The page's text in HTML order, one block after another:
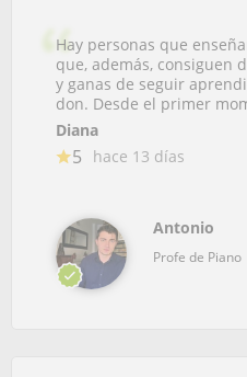
Hay personas que
que, además, consiguen
y ganas de seguir
don. Desde el primer
Diana
5 hace 13 días
Antonio
Profe de Piano